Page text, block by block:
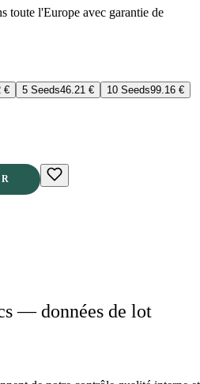
toute l'Europe avec garantie de
€ 5 Seeds46.21 € 10 Seeds99.16 €
— données de lot